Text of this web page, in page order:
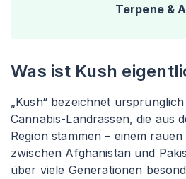
Terpene &
Was ist Kush
„Kush“ bezeichnet
Cannabis-Landrassen, die aus
Region stammen – einem
zwischen Afghanistan und
über viele Generationen